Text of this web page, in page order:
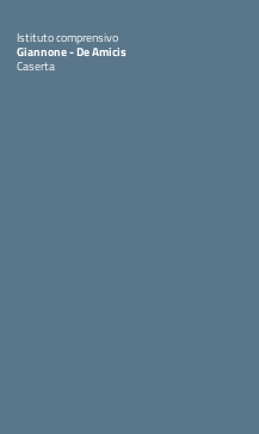
Istituto comprensivo
Giannone - De Amicis
Caserta